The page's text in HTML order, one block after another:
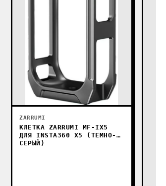
ZARRUMI
КЛЕТКА ZARRUMI MF-IX5
ДЛЯ INSTA360 X5 (ТЕМНО-
СЕРЫЙ)